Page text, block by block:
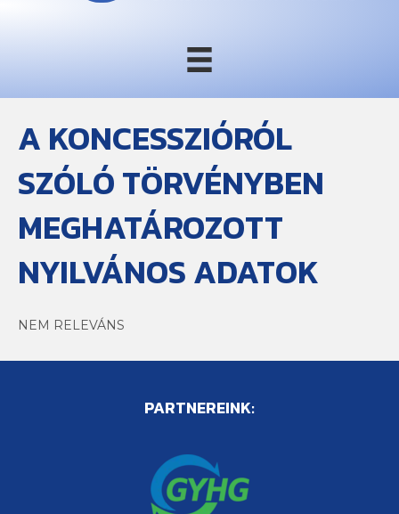
A KONCESSZIÓRÓL
SZÓLÓ TÖRVÉNYBEN
MEGHATÁROZOTT
NYILVÁNOS ADATOK
NEM RELEVÁNS
PARTNEREINK: